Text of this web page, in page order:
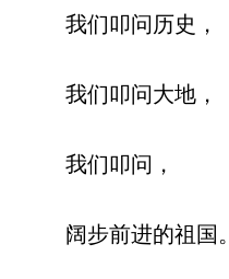
我们叩问历史，
我们叩问大地，
我们叩问，
阔步前进的祖国。